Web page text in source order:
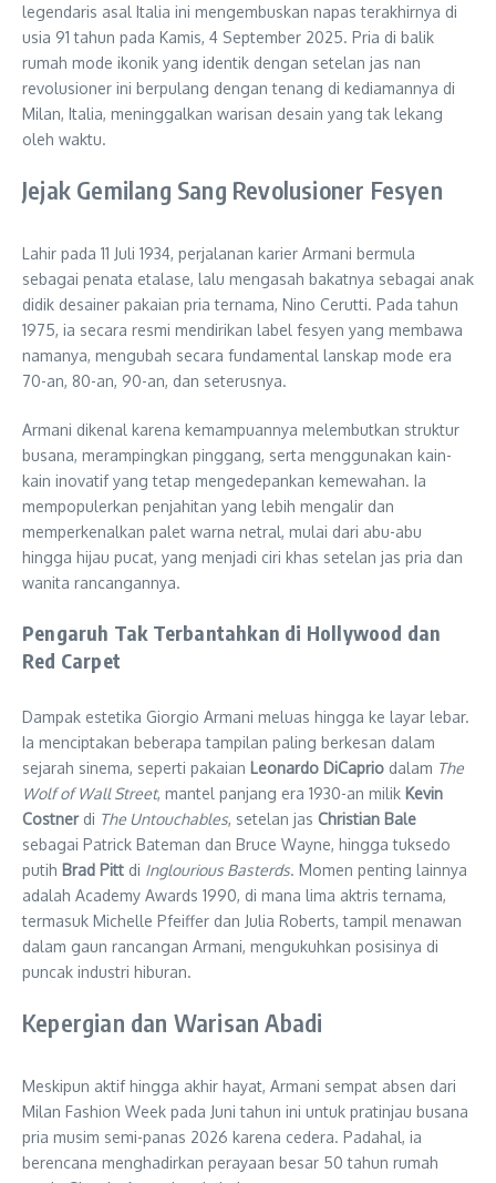
legendaris asal Italia ini mengembuskan napas terakhirnya di
usia 91 tahun pada Kamis, 4 September 2025. Pria di balik
rumah mode ikonik yang identik dengan setelan jas nan
revolusioner ini berpulang dengan tenang di kediamannya di
Milan, Italia, meninggalkan warisan desain yang tak lekang
oleh waktu.
Jejak Gemilang Sang Revolusioner Fesyen
Lahir pada 11 Juli 1934, perjalanan karier Armani bermula
sebagai penata etalase, lalu mengasah bakatnya sebagai anak
didik desainer pakaian pria ternama, Nino Cerutti. Pada tahun
1975, ia secara resmi mendirikan label fesyen yang membawa
namanya, mengubah secara fundamental lanskap mode era
70-an, 80-an, 90-an, dan seterusnya.
Armani dikenal karena kemampuannya melembutkan struktur
busana, merampingkan pinggang, serta menggunakan kain-
kain inovatif yang tetap mengedepankan kemewahan. Ia
mempopulerkan penjahitan yang lebih mengalir dan
memperkenalkan palet warna netral, mulai dari abu-abu
hingga hijau pucat, yang menjadi ciri khas setelan jas pria dan
wanita rancangannya.
Pengaruh Tak Terbantahkan di Hollywood dan
Red Carpet
Dampak estetika Giorgio Armani meluas hingga ke layar lebar.
Ia menciptakan beberapa tampilan paling berkesan dalam
sejarah sinema, seperti pakaian Leonardo DiCaprio dalam The
Wolf of Wall Street, mantel panjang era 1930-an milik Kevin
Costnerdi The Untouchables, setelan jas Christian Bale
sebagai Patrick Bateman dan Bruce Wayne, hingga tuksedo
putih Brad Pitt di Inglourious Basterds. Momen penting lainnya
adalah Academy Awards 1990, di mana lima aktris ternama,
termasuk Michelle Pfeiffer dan Julia Roberts, tampil menawan
dalam gaun rancangan Armani, mengukuhkan posisinya di
puncak industri hiburan.
Kepergian dan Warisan Abadi
Meskipun aktif hingga akhir hayat, Armani sempat absen dari
Milan Fashion Week pada Juni tahun ini untuk pratinjau busana
pria musim semi-panas 2026 karena cedera. Padahal, ia
berencana menghadirkan perayaan besar 50 tahun rumah